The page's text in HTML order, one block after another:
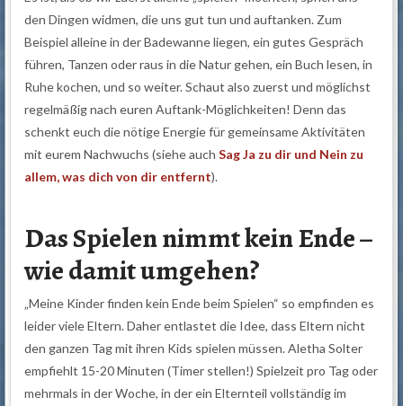
den Dingen widmen, die uns gut tun und auftanken. Zum
Beispiel alleine in der Badewanne liegen, ein gutes Gespräch
führen, Tanzen oder raus in die Natur gehen, ein Buch lesen, in
Ruhe kochen, und so weiter. Schaut also zuerst und möglichst
regelmäßig nach euren Auftank-Möglichkeiten! Denn das
schenkt euch die nötige Energie für gemeinsame Aktivitäten
mit eurem Nachwuchs (siehe auchSag Ja zu dir und Nein zu
allem, was dich von dir entfernt).
Das Spielen nimmt kein Ende –
wie damit umgehen?
„Meine Kinder finden kein Ende beim Spielen“ so empfinden es
leider viele Eltern. Daher entlastet die Idee, dass Eltern nicht
den ganzen Tag mit ihren Kids spielen müssen. Aletha Solter
empfiehlt 15-20 Minuten (Timer stellen!) Spielzeit pro Tag oder
mehrmals in der Woche, in der ein Elternteil vollständig im